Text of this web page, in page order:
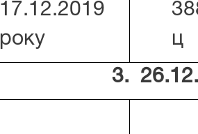
17.12.2019
року
ц
3.